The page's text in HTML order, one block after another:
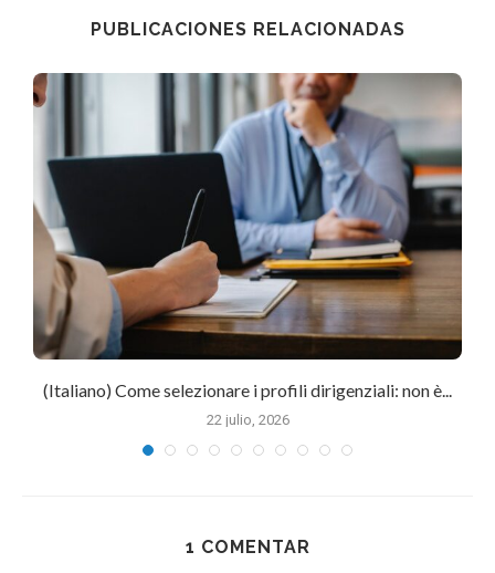
PUBLICACIONES RELACIONADAS
(Italiano) Come selezionare i profili dirigenziali: non è...
22 julio, 2026
1 COMENTAR